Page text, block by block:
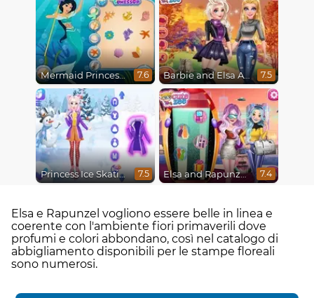
Mermaid Princesses 7.6 Barbie and Elsa Autumn Patterns 7.5
Princess Ice Skating Adventure 7.5 Elsa and Rapunzel Future Fashion 7.4
Elsa e Rapunzel vogliono essere belle in linea e
coerente con l'ambiente fiori primaverili dove
profumi e colori abbondano, così nel catalogo di
abbigliamento disponibili per le stampe floreali
sono numerosi.